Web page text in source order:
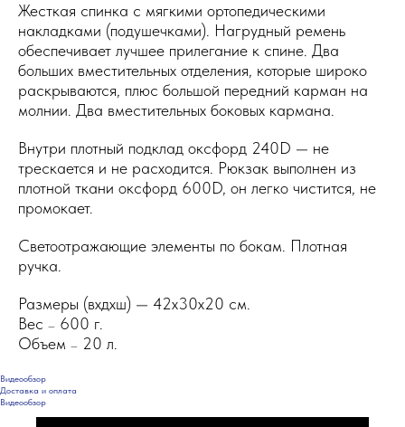
Жесткая спинка с мягкими ортопедическими
накладками (подушечками). Нагрудный ремень
обеспечивает лучшее прилегание к спине. Два
больших вместительных отделения, которые широко
раскрываются, плюс большой передний карман на
молнии. Два вместительных боковых кармана.
Внутри плотный подклад оксфорд 240D — не
трескается и не расходится. Рюкзак выполнен из
плотной ткани оксфорд 600D, он легко чистится, не
промокает.
Светоотражающие элементы по бокам. Плотная
ручка.
Размеры (вxдxш) — 42x30x20 см.
Вес — 600 г.
Объем — 20 л.
Видеообзор
Доставка и оплата
Видеообзор